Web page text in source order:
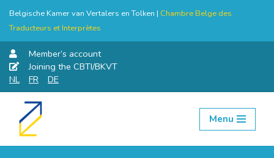
Belgische Kamer van Vertalers en Tolken | Chambre Belge des
Traducteurs et Interprètes
Member’s account
Joining the CBTI/BKVT
NL
FR DE
Skip
Menu